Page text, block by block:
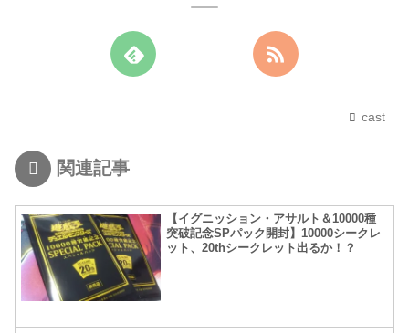
cast
関連記事
【イグニッション・アサルト＆10000種
突破記念SPパック開封】10000シークレ
ット、20thシークレット出るか！？